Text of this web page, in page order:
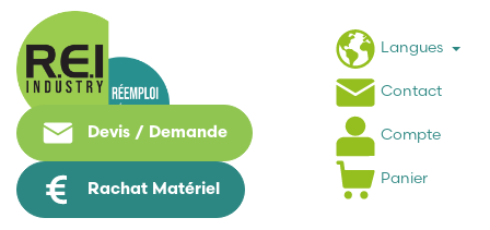
Devis / Demande
Rachat Matériel
Langues
Contact
Compte
Panier